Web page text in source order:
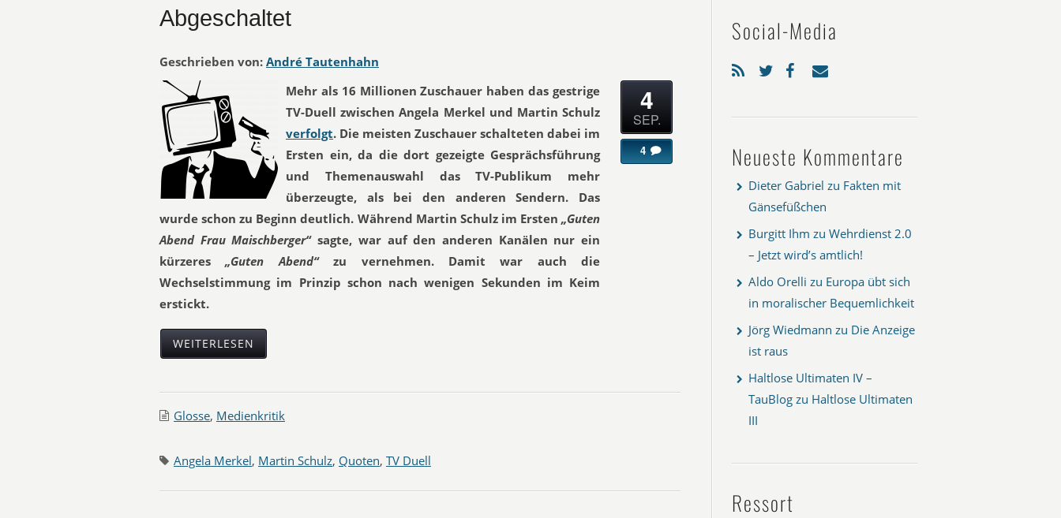
Abgeschaltet
Geschrieben von: André Tautenhahn
Mehr als 16 Millionen Zuschauer haben das gestrige
TV-Duell zwischen Angela Merkel und Martin Schulz
verfolgt. Die meisten Zuschauer schalteten dabei im
Ersten ein, da die dort gezeigte Gesprächsführung
und Themenauswahl das TV-Publikum mehr
überzeugte, als bei den anderen Sendern. Das
wurde schon zu Beginn deutlich. Während Martin Schulz im Ersten „Guten
Abend Frau Maischberger“sagte, war auf den anderen Kanälen nur ein
kürzeres„Guten Abend“zu vernehmen. Damit war auch die
Wechselstimmung im Prinzip schon nach wenigen Sekunden im Keim
erstickt.
WEITERLESEN
4
SEP.
4
Glosse, Medienkritik
Angela Merkel, Martin Schulz, Quoten, TV Duell
Social-Media
Neueste Kommentare
Dieter Gabriel zu Fakten mit
Gänsefüßchen
Burgitt Ihm zu Wehrdienst 2.0
– Jetzt wird’s amtlich!
Aldo Orelli zu Europa übt sich
in moralischer Bequemlichkeit
Jörg Wiedmann zu Die Anzeige
ist raus
Haltlose Ultimaten IV –
TauBlog zu Haltlose Ultimaten
III
Ressort